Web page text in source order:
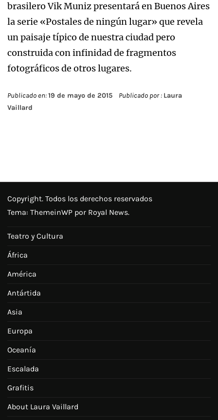
brasilero Vik Muniz presentará en Buenos Aires
la serie «Postales de ningún lugar» que revela
un paisaje típico de nuestra ciudad pero
construida con infinidad de fragmentos
fotográficos de otros lugares.
Publicado en:19 de mayo de 2015 Publicado por : Laura
Vaillard
Copyright. Todos los derechos reservados
Tema: ThemeinWP por Royal News.
Teatro y Cultura
África
América
Antártida
Asia
Europa
Oceanía
Escalada
Grafitis
About Laura Vaillard